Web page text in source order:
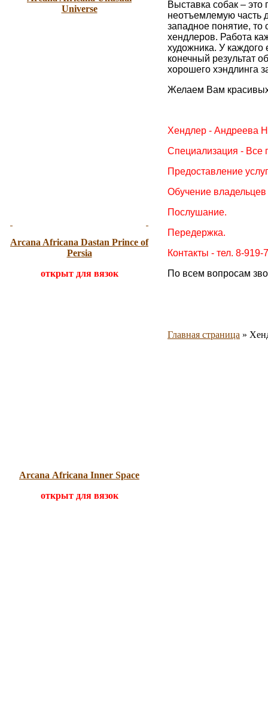
Universe
Arcana Africana Dastan Prince of
Persia
открыт для вязок
Arcana Africana Inner Space
открыт для вязок
Выставка собак –
неотъемлемую часть
западное понятие, то
хендлеров. Работа
художника. У каждого
конечный результат
хорошего хэндлинга
Желаем Вам
Хендлер - Андреева
Специализация - Все
Предоставление
Обучение
Послушание.
Передержка.
Контакты - тел. 8-
По всем вопросам
Главная страница »